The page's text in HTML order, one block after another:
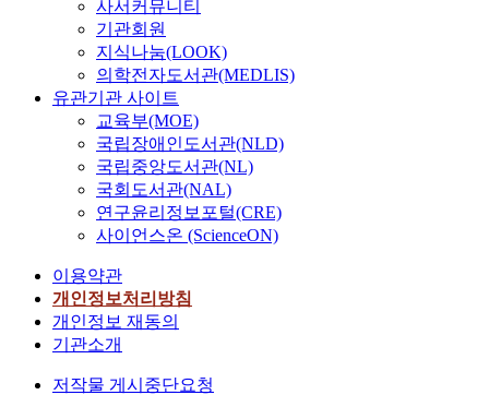
사서커뮤니티
기관회원
지식나눔(LOOK)
의학전자도서관(MEDLIS)
유관기관 사이트
교육부(MOE)
국립장애인도서관(NLD)
국립중앙도서관(NL)
국회도서관(NAL)
연구윤리정보포털(CRE)
사이언스온 (ScienceON)
이용약관
개인정보처리방침
개인정보 재동의
기관소개
저작물 게시중단요청